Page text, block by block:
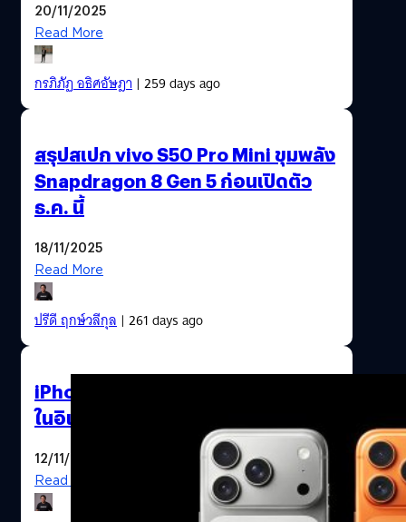
20/11/2025
Read More
กรภิภัฏ อธิศอัษฎา| 259 days ago
สรุปสเปก vivo S50 Pro Mini ขุมพลัง
Snapdragon 8 Gen 5 ก่อนเปิดตัว
ธ.ค. นี้
18/11/2025
Read More
ปรีดี ฤกษ์วลีกุล| 261 days ago
iPhone 17 Series ทำยอดขายสูงสุด
ในอิเวนต์ 11.11 ของประเทศจีน
12/11/2025
Read More